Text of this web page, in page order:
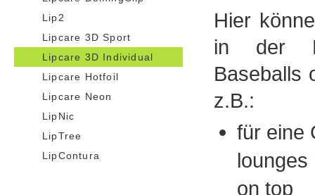
Lip2
Lipcare 3D Sport
Lipcare 3D Individual
Lipcare Hotfoil
Lipcare Neon
LipNic
LipTree
LipContura
Hier
in der
Baseballs
z.B.:
für eine
lounges
on top